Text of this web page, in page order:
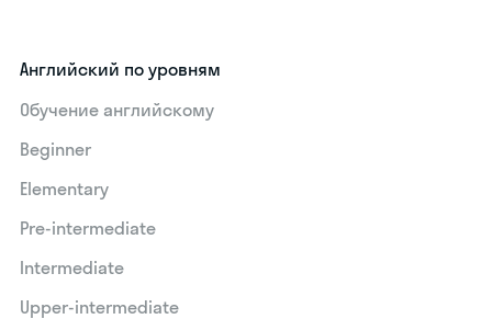
Английский по уровням
Обучение английскому
Beginner
Elementary
Pre-intermediate
Intermediate
Upper-intermediate